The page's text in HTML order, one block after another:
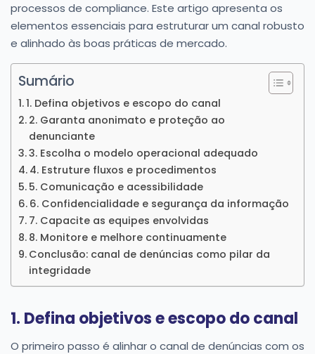
processos de compliance. Este artigo apresenta os
elementos essenciais para estruturar um canal robusto
e alinhado às boas práticas de mercado.
Sumário
1. Defina objetivos e escopo do canal
2. Garanta anonimato e proteção ao
denunciante
3. Escolha o modelo operacional adequado
4. Estruture fluxos e procedimentos
5. Comunicação e acessibilidade
6. Confidencialidade e segurança da informação
7. Capacite as equipes envolvidas
8. Monitore e melhore continuamente
Conclusão: canal de denúncias como pilar da
integridade
1. Defina objetivos e escopo do canal
O primeiro passo é alinhar o canal de denúncias com os